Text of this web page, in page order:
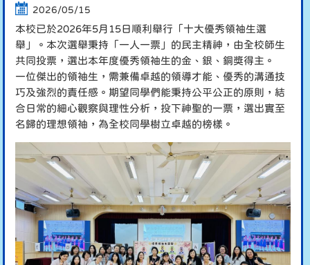
2026/05/15
本校已於2026年5月15日順利舉行「十大優秀領袖生選
舉」。本次選舉秉持「一人一票」的民主精神，由全校師生
共同投票，選出本年度優秀領袖生的金、銀、銅獎得主。
一位傑出的領袖生，需兼備卓越的領導才能、優秀的溝通技
巧及強烈的責任感。期望同學們能秉持公平公正的原則，結
合日常的細心觀察與理性分析，投下神聖的一票，選出實至
名歸的理想領袖，為全校同學樹立卓越的榜樣。